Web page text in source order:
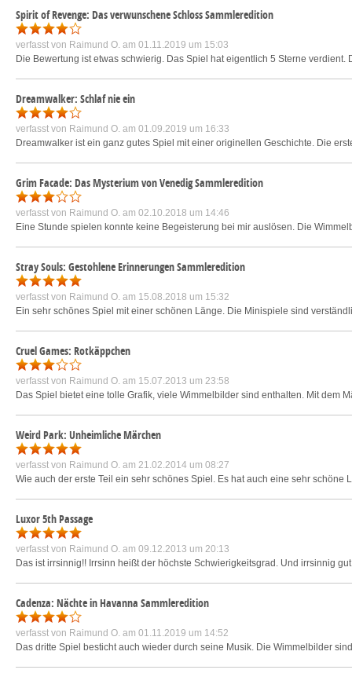
Spirit of Revenge: Das verwunschene Schloss Sammleredition
verfasst von Raimund O. am 01.11.2019 um 15:03
Die Bewertung ist etwas schwierig. Das Spiel hat eigentlich 5 Sterne
Dreamwalker: Schlaf nie ein
verfasst von Raimund O. am 01.09.2019 um 16:33
Dreamwalker ist ein ganz gutes Spiel mit einer originellen Geschichte. Die
Grim Facade: Das Mysterium von Venedig Sammleredition
verfasst von Raimund O. am 02.10.2018 um 14:46
Eine Stunde spielen konnte keine Begeisterung bei mir auslösen. Die
Stray Souls: Gestohlene Erinnerungen Sammleredition
verfasst von Raimund O. am 15.08.2018 um 15:32
Ein sehr schönes Spiel mit einer schönen Länge. Die Minispiele sind
Cruel Games: Rotkäppchen
verfasst von Raimund O. am 15.07.2013 um 23:58
Das Spiel bietet eine tolle Grafik, viele Wimmelbilder sind enthalten. Mit dem
Weird Park: Unheimliche Märchen
verfasst von Raimund O. am 21.02.2014 um 08:27
Wie auch der erste Teil ein sehr schönes Spiel. Es hat auch eine sehr
Luxor 5th Passage
verfasst von Raimund O. am 09.12.2013 um 20:13
Das ist irrsinnig!! Irrsinn heißt der höchste Schwierigkeitsgrad. Und irrsinnig
Cadenza: Nächte in Havanna Sammleredition
verfasst von Raimund O. am 01.11.2019 um 14:52
Das dritte Spiel besticht auch wieder durch seine Musik. Die Wimmelbilder